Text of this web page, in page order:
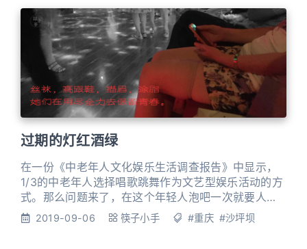
他的名字，但你一定知道在荣昌，有一个卖了很多年
凉糕的人，后西街北门大街上都是他的出没地。在
2018年之前，他甚至不接受微信
过期的灯红酒绿
在一份《中老年人文化娱乐生活调查报告》中显示，
1/3的中老年人选择唱歌跳舞作为文艺型娱乐活动的方
式。那么问题来了，在这个年轻人泡吧一次就要人均
500起的今天，节省的叔叔阿姨大爷大妈们如何消遣
自己唱歌跳舞的时光呢？ 1.八十年代的灯红酒绿上个
2019-09-06 筷子小手 #重庆 #沙坪坝